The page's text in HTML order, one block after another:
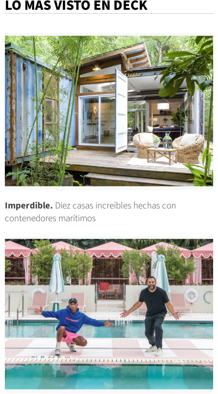
LO MÁS VISTO EN DECK
Imperdible. Diez casas increíbles hechas con
contenedores marítimos